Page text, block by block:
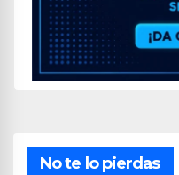
No te lo pierdas